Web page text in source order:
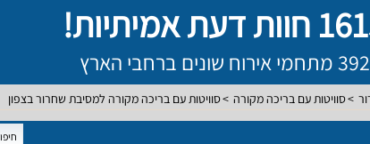
אמיתיות!
סוויטות עם בריכה מקורה סוויטות עם בריכה מקורה למסיבת שחרור בצפון